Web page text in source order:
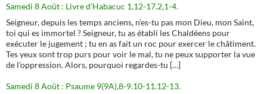
Samedi 8 Août : Livre d'Habacuc 1,12-17.2,1-4.
Seigneur, depuis les temps anciens, n’es-tu pas mon Dieu, mon Saint,
toi qui es immortel ? Seigneur, tu as établi les Chaldéens pour
exécuter le jugement ; tu en as fait un roc pour exercer le châtiment.
Tes yeux sont trop purs pour voir le mal, tu ne peux supporter la vue
de l’oppression. Alors, pourquoi regardes-tu […]
Samedi 8 Août : Psaume 9(9A),8-9.10-11.12-13.